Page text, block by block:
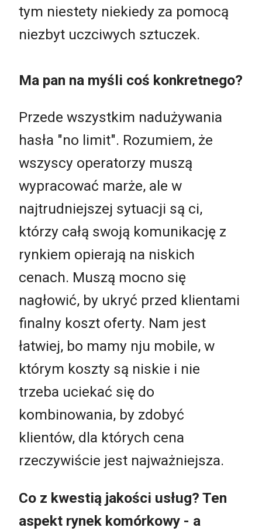
tym niestety niekiedy za pomocą
niezbyt uczciwych sztuczek.
Ma pan na myśli coś konkretnego?
Przede wszystkim nadużywania
hasła "no limit". Rozumiem, że
wszyscy operatorzy muszą
wypracować marże, ale w
najtrudniejszej sytuacji są ci,
którzy całą swoją komunikację z
rynkiem opierają na niskich
cenach. Muszą mocno się
nagłowić, by ukryć przed klientami
finalny koszt oferty. Nam jest
łatwiej, bo mamy nju mobile, w
którym koszty są niskie i nie
trzeba uciekać się do
kombinowania, by zdobyć
klientów, dla których cena
rzeczywiście jest najważniejsza.
Co z kwestią jakości usług? Ten
aspekt rynek komórkowy - a